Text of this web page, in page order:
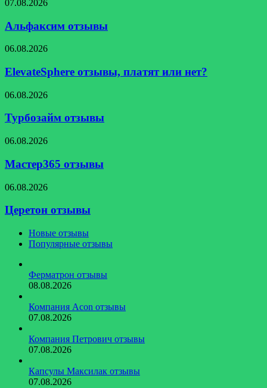
07.08.2026
Альфаксим отзывы
ElevateSphere
платят
или
нет?
06.08.2026
ElevateSphere отзывы, платят или нет?
Турбозайм
06.08.2026
Турбозайм отзывы
Мастер365
06.08.2026
Мастер365 отзывы
Церетон
06.08.2026
Церетон отзывы
Новые отзывы
Популярные отзывы
Ферматрон отзывы
08.08.2026
Компания Acon отзывы
07.08.2026
Компания Петрович отзывы
07.08.2026
Капсулы Максилак отзывы
07.08.2026